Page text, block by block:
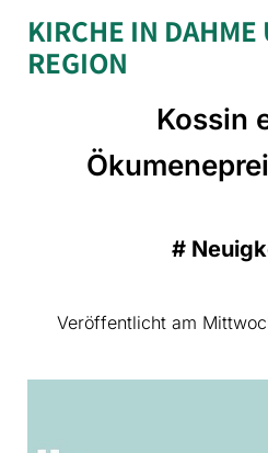
KIRCHE IN DAHME
REGION
Kossin
#
Veröffentlicht am